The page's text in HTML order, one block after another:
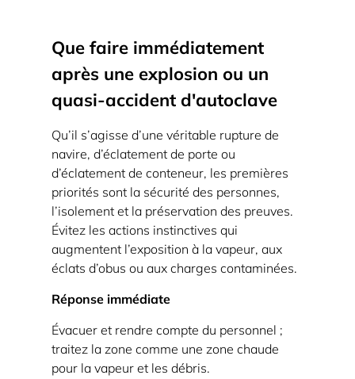
Que faire immédiatement
après une explosion ou un
quasi-accident d'autoclave
Qu’il s’agisse d’une véritable rupture de
navire, d’éclatement de porte ou
d’éclatement de conteneur, les premières
priorités sont la sécurité des personnes,
l’isolement et la préservation des preuves.
Évitez les actions instinctives qui
augmentent l’exposition à la vapeur, aux
éclats d’obus ou aux charges contaminées.
Réponse immédiate
Évacuer et rendre compte du personnel ;
traitez la zone comme une zone chaude
pour la vapeur et les débris.